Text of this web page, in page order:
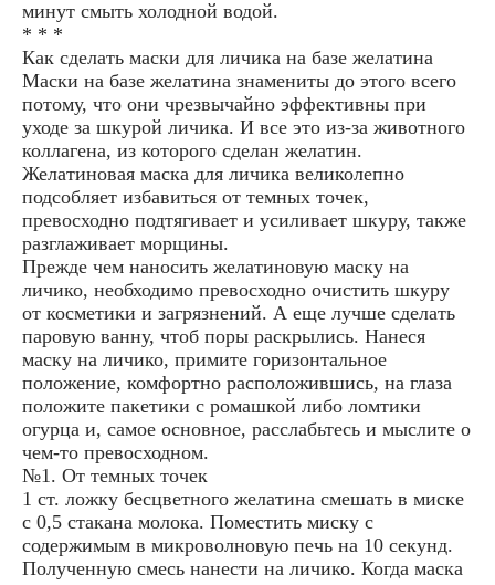
минут смыть холодной водой.
* * *
Как сделать маски для личика на базе желатина
Маски на базе желатина знамениты до этого всего
потому, что они чрезвычайно эффективны при
уходе за шкурой личика. И все это из-за животного
коллагена, из которого сделан желатин.
Желатиновая маска для личика великолепно
подсобляет избавиться от темных точек,
превосходно подтягивает и усиливает шкуру, также
разглаживает морщины.
Прежде чем наносить желатиновую маску на
личико, необходимо превосходно очистить шкуру
от косметики и загрязнений. А еще лучше сделать
паровую ванну, чтоб поры раскрылись. Нанеся
маску на личико, примите горизонтальное
положение, комфортно расположившись, на глаза
положите пакетики с ромашкой либо ломтики
огурца и, самое основное, расслабьтесь и мыслите о
чем-то превосходном.
№1. От темных точек
1 ст. ложку бесцветного желатина смешать в миске
с 0,5 стакана молока. Поместить миску с
содержимым в микроволновую печь на 10 секунд.
Полученную смесь нанести на личико. Когда маска